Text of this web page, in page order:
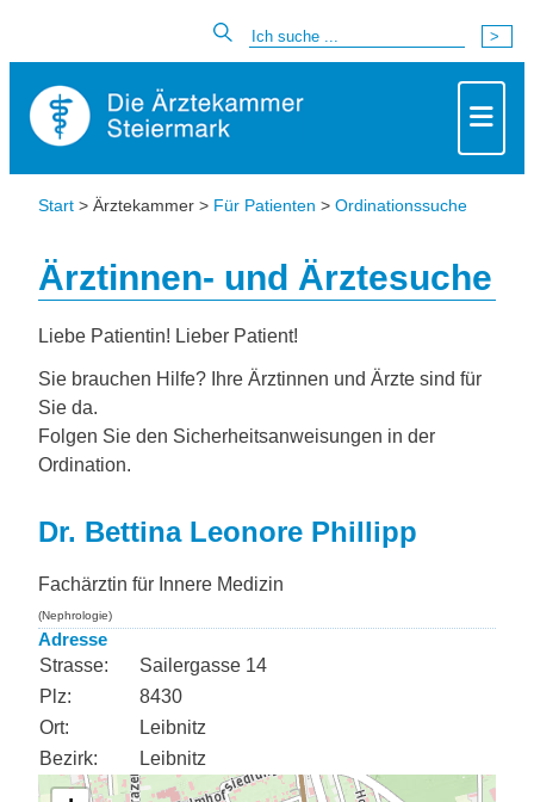
Start > Ärztekammer > Für Patienten > Ordinationssuche
Ärztinnen- und Ärztesuche
Liebe Patientin! Lieber Patient!
Sie brauchen Hilfe? Ihre Ärztinnen und Ärzte sind für
Sie da.
Folgen Sie den Sicherheitsanweisungen in der
Ordination.
Dr. Bettina Leonore Phillipp
Fachärztin für Innere Medizin
(Nephrologie)
Adresse
Strasse:
Sailergasse 14
Plz:
8430
Ort:
Leibnitz
Bezirk:
Leibnitz